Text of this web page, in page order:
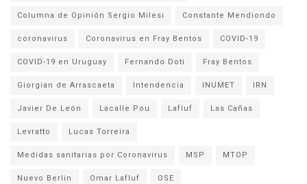
Columna de Opinión Sergio Milesi Constante Mendiondo
coronavirus Coronavirus en Fray Bentos COVID-19
COVID-19 en Uruguay Fernando Doti Fray Bentos
Giorgian de Arrascaeta Intendencia INUMET IRN
Javier De León Lacalle Pou Lafluf Las Cañas
Levratto Lucas Torreira
Medidas sanitarias por Coronavirus MSP MTOP
Nuevo Berlin Omar Lafluf OSE